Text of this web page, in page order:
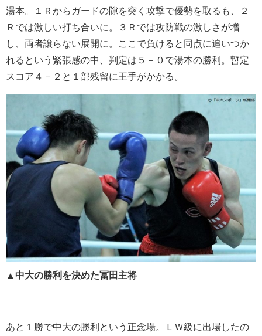
湯本。１Ｒからガードの隙を突く攻撃で優勢を取るも、２
Ｒでは激しい打ち合いに。３Ｒでは攻防戦の激しさが増
し、両者譲らない展開に。ここで負けると同点に追いつか
れるという緊張感の中、判定は５－０で湯本の勝利。暫定
スコア４－２と１部残留に王手がかかる。
▲中大の勝利を決めた冨田主将
あと１勝で中大の勝利という正念場。ＬＷ級に出場したの